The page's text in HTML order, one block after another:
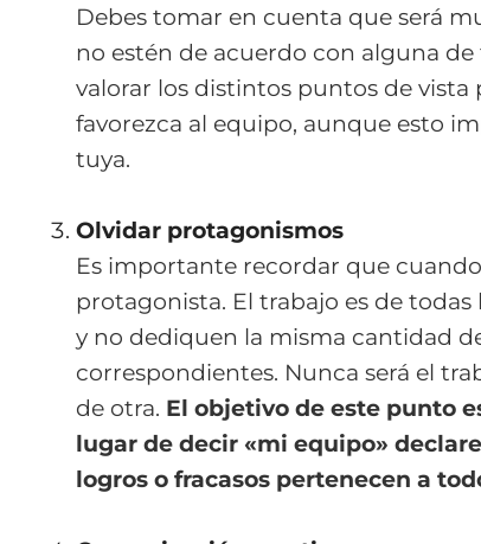
Debes tomar en cuenta que será
no estén de acuerdo con alguna
valorar los distintos puntos de vista
favorezca al equipo, aunque esto
tuya.
Olvidar protagonismos
Es importante recordar que
protagonista. El trabajo es de
y no dediquen la misma cantidad
correspondientes. Nunca será el
de otra. El objetivo de este punto
lugar de decir «mi equipo»
logros o fracasos pertenecen a